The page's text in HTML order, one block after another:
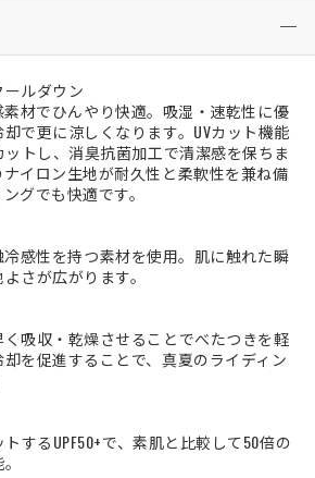
ルダウン
素材でひんやり快適。吸湿・速乾性に優
で更に涼しくなります。UVカット機能
トし、消臭抗菌加工で清潔感を保ちま
イロン生地が耐久性と柔軟性を兼ね備
グでも快適です。
冷感性を持つ素材を使用。肌に触れた瞬
さが広がります。
吸収・乾燥させることでべたつきを軽
を促進することで、真夏のライディン
するUPF50+で、素肌と比較して50倍の